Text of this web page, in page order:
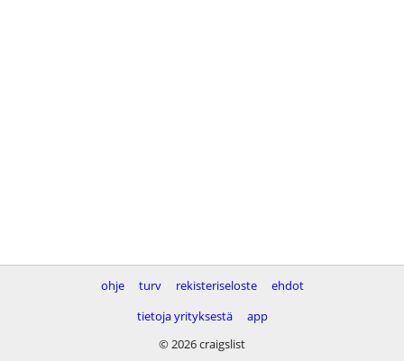
ohje turv rekisteriseloste
ehdot
tietoja yrityksestä
app
© 2026 craigslist